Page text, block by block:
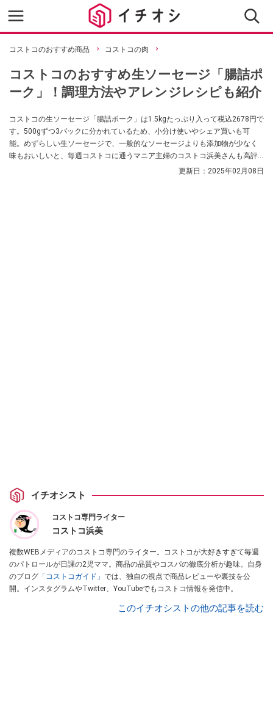
コストコのおすすめ商品 コストコの肉
コストコのおすすめ生ソーセージ「腸詰ポ
ーク」！調理方法やアレンジレシピも紹介
コストコの生ソーセージ「腸詰ポーク」は1.5kgたっぷり入って税込2678円で
す。500gずつ3パックに分かれているため、小分け使いやシェア買いも可
能。めずらしい生ソーセージで、一般的なソーセージよりも添加物が少なく
味もおいしいと、毎週コストコに通うマニア主婦のコストコ浜美さんも高評
価。今回は、コストコの「腸詰ポーク」の特徴やコスパ、おいしい食べ方や
更新日： 2025年02月08日
イチオシスト
コストコ専門ライター
コストコ浜美
複数WEBメディアのコストコ専門のライター。コストコが大好きすぎて毎週
のパトロールが日課の2児ママ。商品の品質やコスパの徹底分析が趣味。自身
のブログ 「コストコガイド」 では、独自の視点で商品レビューや裏技を公
開。インスタグラムやTwitter、YouTubeでもコストコ情報を発信中。
このイチオシストの他の記事を読む